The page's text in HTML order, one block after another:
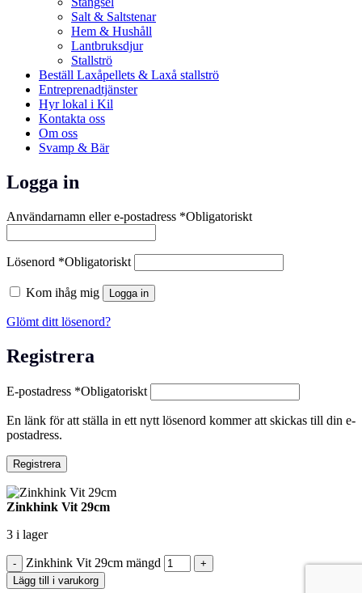
Salt & Saltstenar
Hem & Hushåll
Lantbruksdjur
Stallströ
Beställ Laxåpellets & Laxå stallströ
Entreprenadtjänster
Hyr lokal i Kil
Kontakta oss
Om oss
Svamp & Bär
Logga in
Användarnamn eller e-postadress *Obligatoriskt
Lösenord *Obligatoriskt
Kom ihåg mig Logga in
Glömt ditt lösenord?
Registrera
E-postadress *Obligatoriskt
En länk för att ställa in ett nytt lösenord kommer att skickas till din e-
postadress.
Registrera
Zinkhink Vit 29cm
3 i lager
Zinkhink Vit 29cm mängd
Lägg till i varukorg